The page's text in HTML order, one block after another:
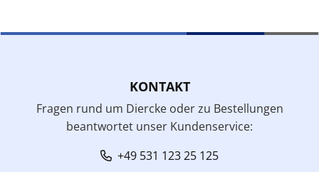
KONTAKT
Fragen rund um Diercke oder zu Bestellungen
beantwortet unser Kundenservice:
+49 531 123 25 125